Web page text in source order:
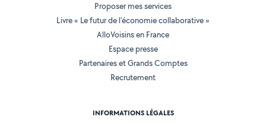
Proposer mes services
Livre « Le futur de l'économie collaborative »
AlloVoisins en France
Espace presse
Partenaires et Grands Comptes
Recrutement
INFORMATIONS LÉGALES